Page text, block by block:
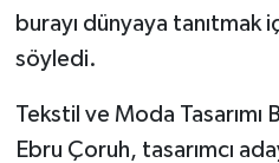
burayı dünyaya tanıtmak
söyledi.
Tekstil ve Moda Tasarımı
Ebru Çoruh, tasarımcı